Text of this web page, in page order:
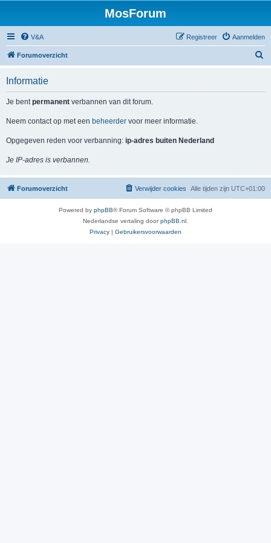
MosForum
V&A Aanmelden
Registreer
Forumoverzicht
Informatie
Je bentpermanent verbannen van dit forum.
Neem contact op met een beheerder voor meer informatie.
Opgegeven reden voor verbanning: ip-adres buiten Nederland
Je IP-adres is verbannen.
Forumoverzicht Alle tijden zijn UTC+01:00
Verwijder cookies
Powered by phpBB® Forum Software © phpBB Limited
Nederlandse vertaling doorphpBB.nl
Privacy | Gebruikersvoorwaarden